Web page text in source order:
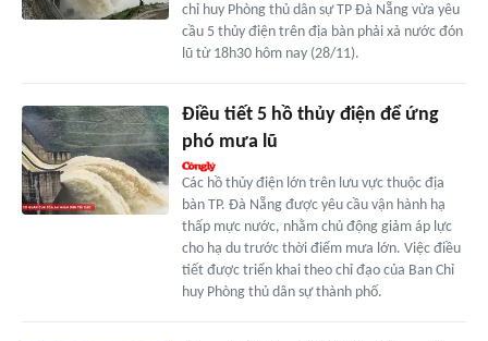
chỉ huy Phòng thủ dân sự TP Đà Nẵng vừa yêu
cầu 5 thủy điện trên địa bàn phải xả nước đón
lũ từ 18h30 hôm nay (28/11).
Điều tiết 5 hồ thủy điện để ứng
phó mưa lũ
Các hồ thủy điện lớn trên lưu vực thuộc địa
bàn TP. Đà Nẵng được yêu cầu vận hành hạ
thấp mực nước, nhằm chủ động giảm áp lực
cho hạ du trước thời điểm mưa lớn. Việc điều
tiết được triển khai theo chỉ đạo của Ban Chỉ
huy Phòng thủ dân sự thành phố.